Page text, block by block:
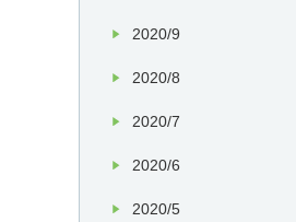
2020/9
2020/8
2020/7
2020/6
2020/5